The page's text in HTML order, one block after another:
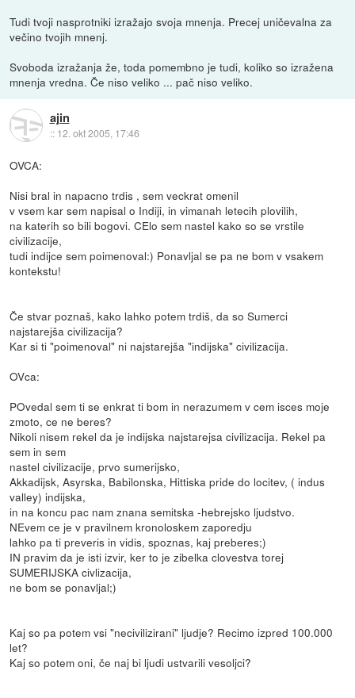
Tudi tvoji nasprotniki izražajo svoja mnenja. Precej uničevalna za
večino tvojih mnenj.
Svoboda izražanja že, toda pomembno je tudi, koliko so izražena
mnenja vredna. Če niso veliko ... pač niso veliko.
ajin
:: 12. okt 2005, 17:46
OVCA:
Nisi bral in napacno trdis , sem veckrat omenil
v vsem kar sem napisal o Indiji, in vimanah letecih plovilih,
na katerih so bili bogovi. CElo sem nastel kako so se vrstile
civilizacije,
tudi indijce sem poimenoval:) Ponavljal se pa ne bom v vsakem
kontekstu!
Če stvar poznaš, kako lahko potem trdiš, da so Sumerci
najstarejša civilizacija?
Kar si ti "poimenoval" ni najstarejša "indijska" civilizacija.
OVca:
POvedal sem ti se enkrat ti bom in nerazumem v cem isces moje
zmoto, ce ne beres?
Nikoli nisem rekel da je indijska najstarejsa civilizacija. Rekel pa
sem in sem
nastel civilizacije, prvo sumerijsko,
Akkadijsk, Asyrska, Babilonska, Hittiska pride do locitev, ( indus
valley) indijska,
in na koncu pac nam znana semitska -hebrejsko ljudstvo.
NEvem ce je v pravilnem kronoloskem zaporedju
lahko pa ti preveris in vidis, spoznas, kaj preberes;)
IN pravim da je isti izvir, ker to je zibelka clovestva torej
SUMERIJSKA civlizacija,
ne bom se ponavljal;)
Kaj so pa potem vsi "necivilizirani" ljudje? Recimo izpred 100.000
let?
Kaj so potem oni, če naj bi ljudi ustvarili vesoljci?